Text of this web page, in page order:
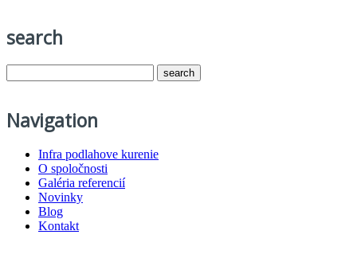
search
Navigation
Infra podlahove kurenie
O spoločnosti
Galéria referencií
Novinky
Blog
Kontakt